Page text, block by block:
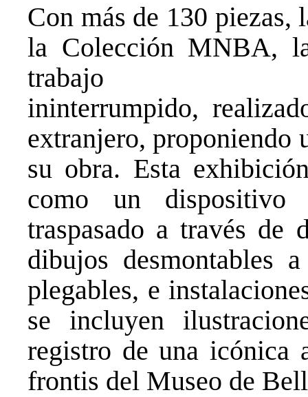
Con más de 130 piezas,
la Colección MNBA,
trabajo
ininterrumpido,
extranjero, proponiendo
su obra. Esta
como un dispositivo
traspasado a través de
dibujos desmontables
plegables, e
se incluyen
registro de una icónica
frontis del Museo de